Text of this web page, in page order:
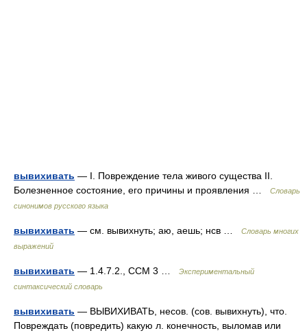
вывихивать — I. Повреждение тела живого существа II.
Болезненное состояние, его причины и проявления …
Словарь
синонимов русского языка
вывихивать — см. вывихнуть; аю, аешь; нсв …
Словарь многих
выражений
вывихивать — 1.4.7.2., ССМ 3 …
Экспериментальный
синтаксический словарь
вывихивать — ВЫВИХИВАТЬ, несов. (сов. вывихнуть), что.
Повреждать (повредить) какую л. конечность, выломав или